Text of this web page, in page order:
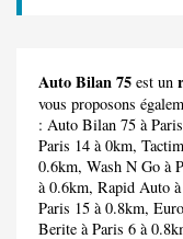
Auto Bilan 75 est un
vous proposons
: Auto Bilan 75 à
Paris 14 à 0km, Tactim
0.6km, Wash N Go à
à 0.6km, Rapid Auto
Paris 15 à 0.8km,
Berite à Paris 6 à